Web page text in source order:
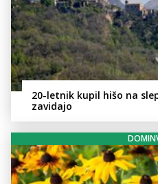
20-letnik kupil hišo na
zavidajo